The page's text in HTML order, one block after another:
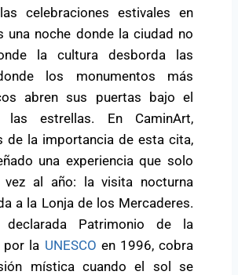
celebraciones estivales en
una noche donde la ciudad no
la cultura desborda las
los monumentos más
abren sus puertas bajo el
estrellas. En CaminArt,
de la importancia de esta cita,
una experiencia que solo
vez al año: la visita nocturna
a la Lonja de los Mercaderes.
declarada Patrimonio de la
por la UNESCO en 1996, cobra
mística cuando el sol se